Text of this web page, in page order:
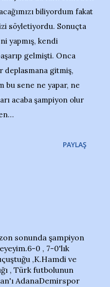
biliyordum fakat
söyletiyordu. Sonuçta
yapmış, kendi
gelmişti. Onca
deplasmana gitmiş,
bu sene ne yapar, ne
acaba şampiyon olur
PAYLAŞ
sonunda şampiyon
0 , 7-0'lık
,K.Hamdi ve
, Türk futbolunun
AdanaDemirspor